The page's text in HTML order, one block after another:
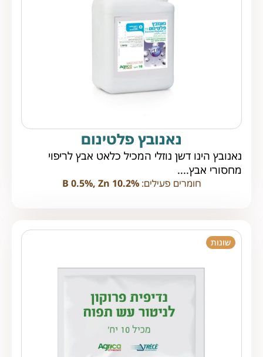
נאנובץ פלטינום
נאנובץ הינו דשן נוזלי המכיל כלאט אבץ לריפוי
מחסורי אבץ....
חומרים פעילים:B 0.5%, Zn 10.2%
שונות